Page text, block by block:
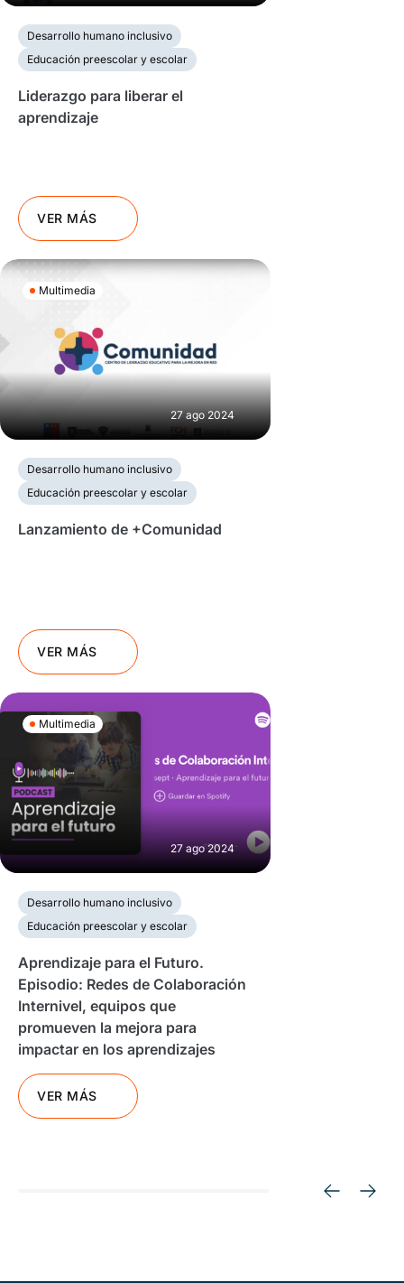
Desarrollo humano inclusivo
Educación preescolar y escolar
Liderazgo para liberar el
aprendizaje
VER MÁS
Multimedia
27 ago 2024
Desarrollo humano inclusivo
Educación preescolar y escolar
Lanzamiento de +Comunidad
VER MÁS
Multimedia
27 ago 2024
Desarrollo humano inclusivo
Educación preescolar y escolar
Aprendizaje para el Futuro.
Episodio: Redes de Colaboración
Internivel, equipos que
promueven la mejora para
impactar en los aprendizajes
VER MÁS